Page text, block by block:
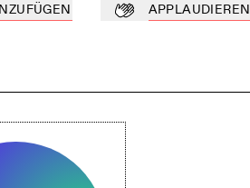
Applaudieren
APPLAUDIEREN